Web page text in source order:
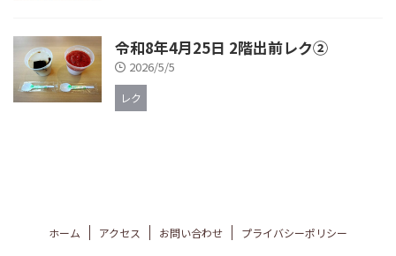
令和8年4月25日 2階出前レク②
2026/5/5
レク
ホーム アクセス お問い合わせ プライバシーポリシー